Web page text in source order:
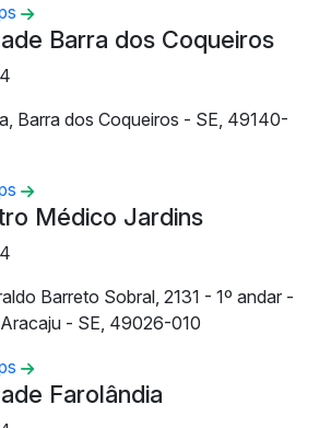
Barra dos Coqueiros
Barra dos Coqueiros - SE, 49140-
Médico Jardins
Barreto Sobral, 2131 - 1º andar -
- SE, 49026-010
Farolândia